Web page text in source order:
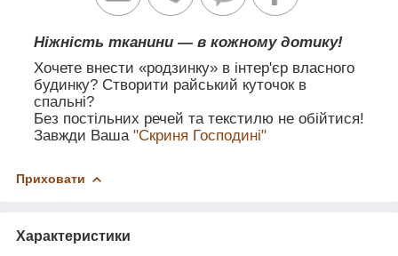
Ніжність тканини — в кожному дотику!
Хочете внести «родзинку» в інтер'єр власного
будинку? Створити райський куточок в
спальні?
Без постільних речей та текстилю не обійтися!
Завжди Ваша "Скриня Господині"
Приховати
Характеристики